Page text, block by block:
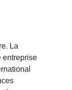
La
entreprise